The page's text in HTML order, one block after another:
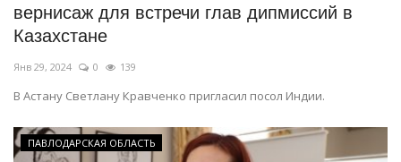
вернисаж для встречи глав дипмиссий в
Казахстане
Янв 29, 2024 0 139
В Астану Светлану Кравченко пригласил посол Индии.
ПАВЛОДАРСКАЯ ОБЛАСТЬ